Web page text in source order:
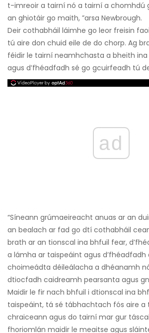
t-imreoir a tairní nó a tairní a chomhdú
an ghiotáir go maith, ”arsa Newbrough.
Deir cothabháil láimhe go leor freisin
tú aire don chuid eile de do chorp. Ag
féidir le tairní neamhchasta a bheith
agus d’fhéadfadh sé go gcuirfeadh tú
ad
“Síneann grúmaeireacht anuas ar an
an bealach ar fad go dtí cothabháil
brath ar an tionscal ina bhfuil fear,
a lámha ar taispeáint agus
choimeádta déileálacha a dhéanamh
dtiocfadh caidreamh pearsanta agus
Maidir le fir nach bhfuil i dtionscal ina
taispeáint, tá sé tábhachtach fós aire a
chraiceann agus do tairní mar gur
fhoriomlán maidir le meaitse agus